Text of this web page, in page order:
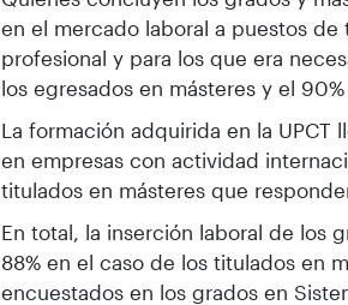
en el mercado laboral a puestos
profesional y para los que era
los egresados en másteres y el
La formación adquirida en la UPCT
en empresas con actividad
titulados en másteres que
En total, la inserción laboral de los
88% en el caso de los titulados en
encuestados en los grados en